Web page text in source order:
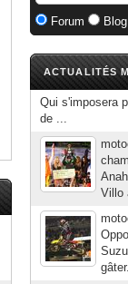
Forum
ACTUALITÉS
Qui s'imposera
de ...
Villo